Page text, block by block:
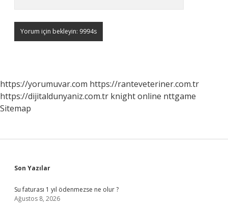
https://yorumuvar.com https://ranteveteriner.com.tr
https://dijitaldunyaniz.com.tr knight online nttgame
Sitemap
Sidebar
Son Yazılar
Su faturası 1 yıl ödenmezse ne olur ?
Ağustos 8, 2026